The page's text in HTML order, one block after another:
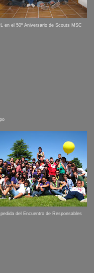
en el 50º Aniversario de Scouts MSC
del Encuentro de Responsables